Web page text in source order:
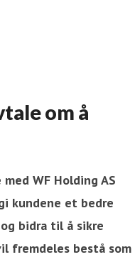
om å
WF Holding AS
kundene et bedre
bidra til å sikre
fremdeles bestå som